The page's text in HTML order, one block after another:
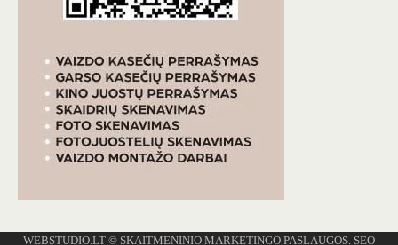
WEBSTUDIO.LT © SKAITMENINIO MARKETINGO PASLAUGOS. SEO